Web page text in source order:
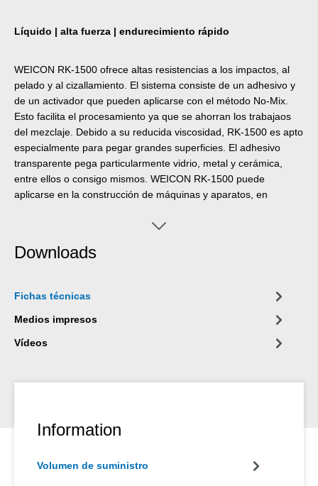
Líquido | alta fuerza | endurecimiento rápido
WEICON RK-1500 ofrece altas resistencias a los impactos, al
pelado y al cizallamiento. El sistema consiste de un adhesivo y
de un activador que pueden aplicarse con el método No-Mix.
Esto facilita el procesamiento ya que se ahorran los trabajaos
del mezclaje. Debido a su reducida viscosidad, RK-1500 es apto
especialmente para pegar grandes superficies. El adhesivo
transparente pega particularmente vidrio, metal y cerámica,
entre ellos o consigo mismos. WEICON RK-1500 puede
aplicarse en la construcción de máquinas y aparatos, en
herramientas y moldes, en la industria de construcción y en la
campos industriales.
Downloads
Fichas técnicas
Medios impresos
Vídeos
Information
Volumen de suministro